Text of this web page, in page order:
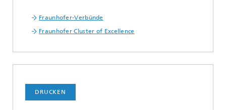
Fraunhofer-Verbünde
Fraunhofer Cluster of Excellence
DRUCKEN